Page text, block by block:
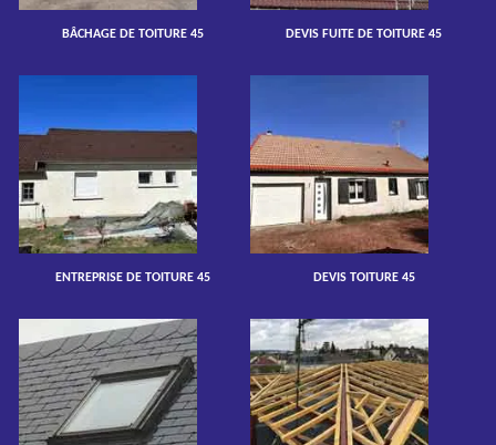
BÂCHAGE DE TOITURE 45 DEVIS FUITE DE TOITURE 45
ENTREPRISE DE TOITURE 45 DEVIS TOITURE 45